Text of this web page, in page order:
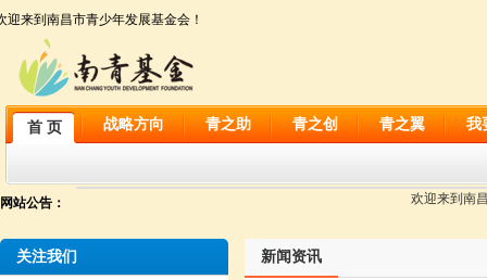
迎来到南昌市青少年发展基金会！
首 页 战略方向 青之助 青之创 青之翼 我
网站公告： 欢迎来到南
关注我们 新闻资讯